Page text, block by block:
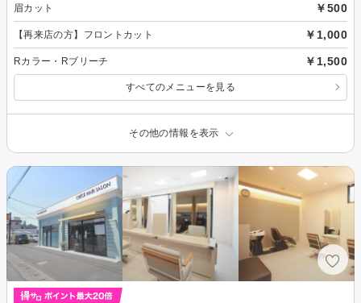
眉カット ￥500
【再来店の方】フロントカット ￥1,000
Rカラー・Rブリーチ ￥1,500
すべてのメニューを見る
その他の情報を表示